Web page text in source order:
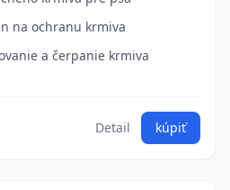
na ochranu krmiva
a čerpanie krmiva
Detail kúpiť